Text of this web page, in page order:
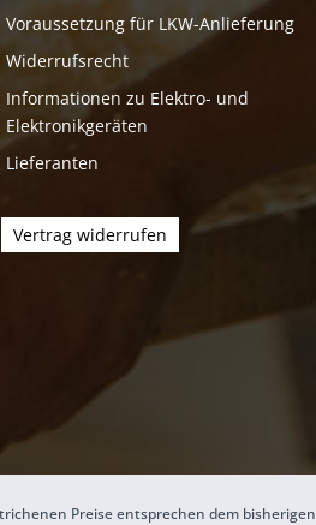
Voraussetzung für LKW-Anlieferung
Widerrufsrecht
Informationen zu Elektro- und
Elektronikgeräten
Lieferanten
Vertrag widerrufen
Preise entsprechen dem bisherigen